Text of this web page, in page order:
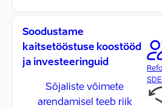
Soodustame
kaitsetööstuse koostööd
ja investeeringuid
Sõjaliste võimete
arendamisel teeb riik